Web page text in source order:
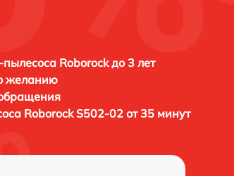
пылесоса Roborock до 3 лет
желанию
Roborock S502-02 от 35 минут